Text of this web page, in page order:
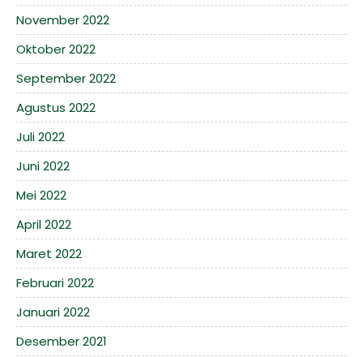
November 2022
Oktober 2022
September 2022
Agustus 2022
Juli 2022
Juni 2022
Mei 2022
April 2022
Maret 2022
Februari 2022
Januari 2022
Desember 2021